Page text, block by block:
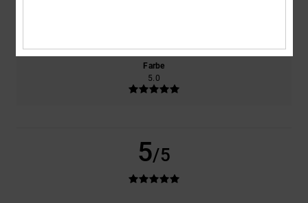
Farbe
5.0
5/5